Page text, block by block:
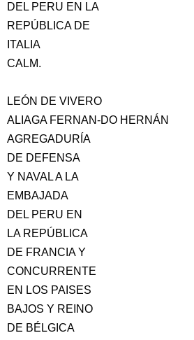
DEL PERU EN LA
REPÚBLICA DE
ITALIA
CALM.
LEÓN DE VIVERO
ALIAGA FERNAN-DO HERNÁN
AGREGADURÍA
DE DEFENSA
Y NAVAL A LA
EMBAJADA
DEL PERU EN
LA REPÚBLICA
DE FRANCIA Y
CONCURRENTE
EN LOS PAISES
BAJOS Y REINO
DE BÉLGICA